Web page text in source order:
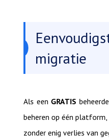
migratie
Als een GRATIS
beheren op één
zonder enig verlies van